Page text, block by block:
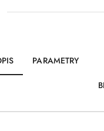
PARAMETRY